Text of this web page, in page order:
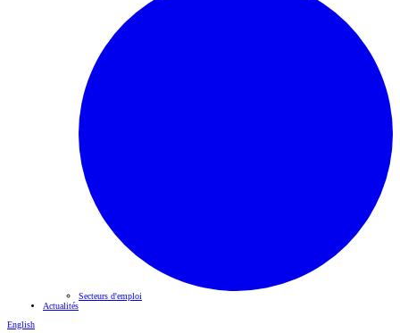
Secteurs d'emploi
Actualités
English